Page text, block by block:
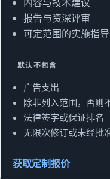
报告与资深评审
可定范围的实施指导
默认不包含
广告支出
除非列入范围，否则
法律签字或保证排名
无限次修订或未经批
获取定制报价